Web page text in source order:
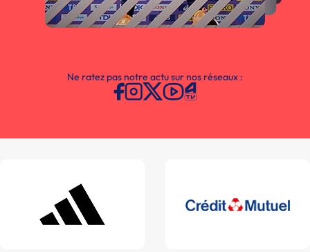
Ne ratez pas notre actu sur nos réseaux :